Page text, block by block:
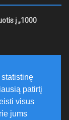
į „1000
programas
patirtį
visus
jums